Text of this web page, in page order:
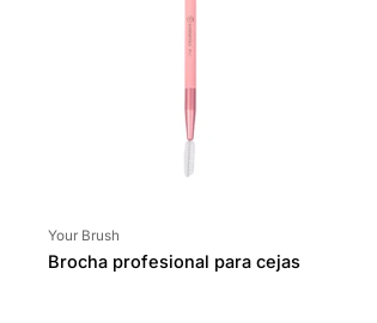
Proveedor:
Your Brush
Brocha profesional para cejas